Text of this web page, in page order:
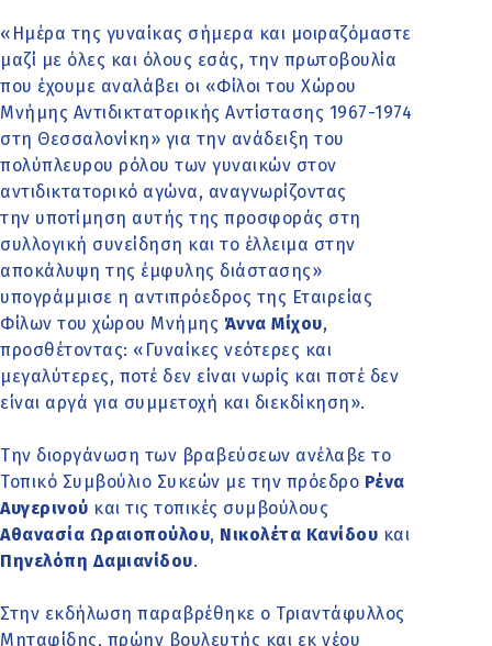
«Ημέρα της γυναίκας σήμερα και μοιραζόμαστε
μαζί με όλες και όλους εσάς, την πρωτοβουλία
που έχουμε αναλάβει οι «Φίλοι του Χώρου
Μνήμης Αντιδικτατορικής Αντίστασης 1967-1974
στη Θεσσαλονίκη» για την ανάδειξη του
πολύπλευρου ρόλου των γυναικών στον
αντιδικτατορικό αγώνα, αναγνωρίζοντας
την υποτίμηση αυτής της προσφοράς στη
συλλογική συνείδηση και το έλλειμα στην
αποκάλυψη της έμφυλης διάστασης»
υπογράμμισε η αντιπρόεδρος της Εταιρείας
Φίλων του χώρου Μνήμης Άννα Μίχου,
προσθέτοντας: «Γυναίκες νεότερες και
μεγαλύτερες, ποτέ δεν είναι νωρίς και ποτέ δεν
είναι αργά για συμμετοχή και διεκδίκηση».
Την διοργάνωση των βραβεύσεων ανέλαβε το
Τοπικό Συμβούλιο Συκεών με την πρόεδρο Ρένα
Αυγερινού και τις τοπικές συμβούλους
Αθανασία Ωραιοπούλου, Νικολέτα Κανίδου και
Πηνελόπη Δαμιανίδου.
Στην εκδήλωση παραβρέθηκε ο Τριαντάφυλλος
Μηταφίδης, πρώην βουλευτής και εκ νέου